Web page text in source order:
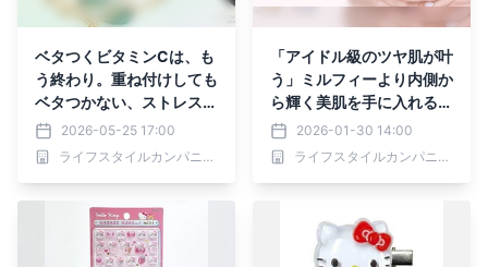
ベタつくビタミンCは、も
う終わり。重ね付けしても
ベタつかない、ストレスフ
リー美容液——フラクショ
ナルCCから「APS 3%」
※1配合の「RE：エッセン
2026-05-25 17:00
ライフスタイルカンパニー株式会社
「アイドル級のツヤ肌が叶
う」ミルフィーより内側か
ら輝く美肌を手に入れる
「アイドルハイライターパ
レット」登場！
2026-01-30 14:00
ライフスタイルカンパニー株式会社